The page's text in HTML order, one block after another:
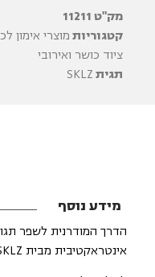
מק"ט11211
קטגוריותמוצרי אימון
ציוד כושר ואירובי
תגיתSKLZ
מידע נוסף
הדרך המודרנית לשפר
אינטראקטיבית מבית SKLZ. מתאים לאימוני ספורט, כושר, קרוספיט, שיקום ועוד.